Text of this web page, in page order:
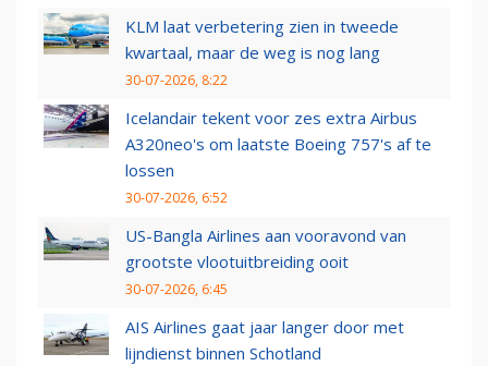
KLM laat verbetering zien in tweede
kwartaal, maar de weg is nog lang
30-07-2026, 8:22
Icelandair tekent voor zes extra Airbus
A320neo's om laatste Boeing 757's af te
lossen
30-07-2026, 6:52
US-Bangla Airlines aan vooravond van
grootste vlootuitbreiding ooit
30-07-2026, 6:45
AIS Airlines gaat jaar langer door met
lijndienst binnen Schotland